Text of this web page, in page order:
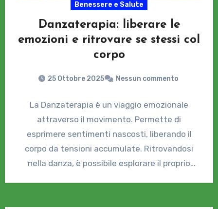
Benessere e Salute
Danzaterapia: liberare le
emozioni e ritrovare se stessi col
corpo
25 Ottobre 2025 Nessun commento
La Danzaterapia è un viaggio emozionale
attraverso il movimento. Permette di
esprimere sentimenti nascosti, liberando il
corpo da tensioni accumulate. Ritrovandosi
nella danza, è possibile esplorare il proprio